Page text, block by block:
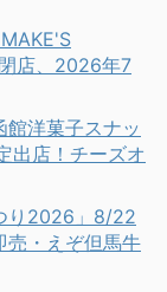
店、2026年7
館洋菓子スナッ
出店！チーズオ
り2026」8/22
売・えぞ但馬牛